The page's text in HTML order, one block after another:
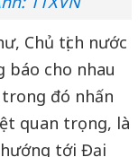
Chủ tịch nước
báo cho nhau
đó nhấn
quan trọng, là
tới Đại